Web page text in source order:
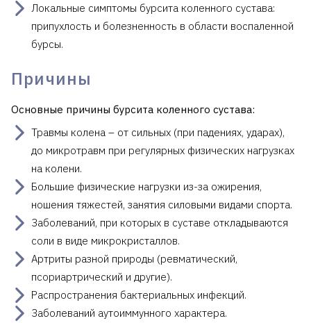
Локальные симптомы бурсита коленного сустава:
припухлость и болезненность в области воспаленной
бурсы.
Причины
Основные причины бурсита коленного сустава:
Травмы колена – от сильных (при падениях, ударах),
до микротравм при регулярных физических нагрузках
на колени.
Большие физические нагрузки из-за ожирения,
ношения тяжестей, занятия силовыми видами спорта.
Заболеваний, при которых в суставе откладываются
соли в виде микрокристаллов.
Артриты разной природы (ревматический,
псориартрический и другие).
Распространения бактериальных инфекций.
Заболеваний аутоиммунного характера.